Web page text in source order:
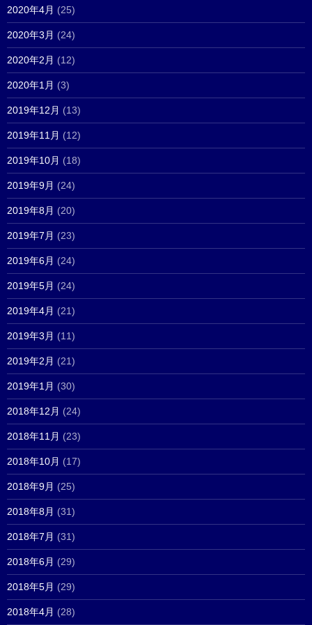
2020年4月 (25)
2020年3月 (24)
2020年2月 (12)
2020年1月 (3)
2019年12月 (13)
2019年11月 (12)
2019年10月 (18)
2019年9月 (24)
2019年8月 (20)
2019年7月 (23)
2019年6月 (24)
2019年5月 (24)
2019年4月 (21)
2019年3月 (11)
2019年2月 (21)
2019年1月 (30)
2018年12月 (24)
2018年11月 (23)
2018年10月 (17)
2018年9月 (25)
2018年8月 (31)
2018年7月 (31)
2018年6月 (29)
2018年5月 (29)
2018年4月 (28)